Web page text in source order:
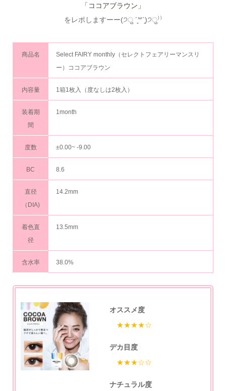
「ココアブラウン」
をレポしますーー(੭ु ´͈꒳`͈)੭ु⁾⁾
商品名
Select FAIRY monthly（セレクトフェアリーマンスリ
ー）ココアブラウン
内容量 1箱1枚入（度なしは2枚入）
装着期
間
1month
度数 ±0.00~ -9.00
BC 8.6
直径
（DIA)
14.2mm
着色直
径
13.5mm
含水率 38.0%
オススメ度
★★★★☆
デカ目度
★★★☆☆
ナチュラル度